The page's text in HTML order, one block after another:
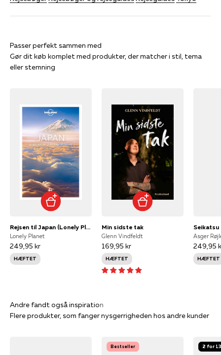
Gør dit køb komplet med produkter, der matcher i stil, tema
eller stemning
Rejsen til Japan (Lonely Planet)
Lonely Planet
249,95 kr
HÆFTET
Min sidste tak
Glenn Vindfeldt
169,95 kr
HÆFTET
Seikatsu
Asger
249,95
HÆFTET
Flere produkter, som fanger nysgerrigheden hos andre kunder
Bestseller 2 for